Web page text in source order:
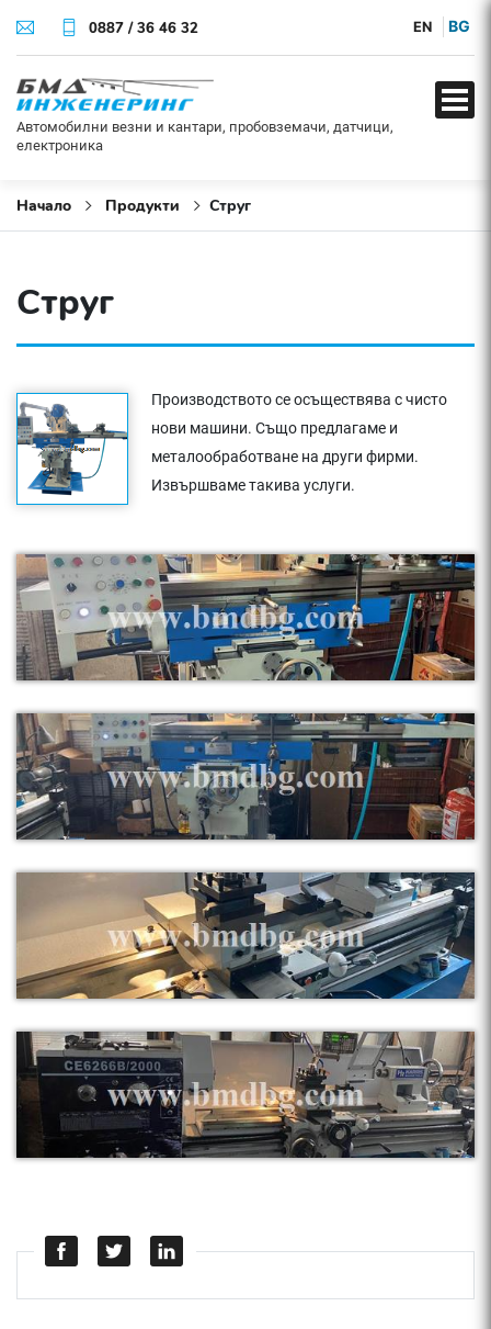
0887 / 36 46 32 EN BG
Автомобилни везни и кантари, пробовземачи, датчици,
електроника
Начало Продукти Струг
Струг
Производството се осъществява с чисто
нови машини. Също предлагаме и
металообработване на други фирми.
Извършваме такива услуги.